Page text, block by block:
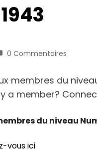
0 Commentaires
membres du
a member?
du niveau
vous ici